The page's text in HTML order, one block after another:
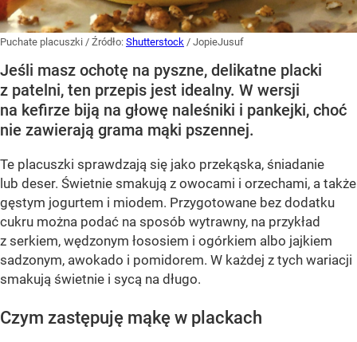
Puchate placuszki / Źródło: Shutterstock / JopieJusuf
Jeśli masz ochotę na pyszne, delikatne placki
z patelni, ten przepis jest idealny. W wersji
na kefirze biją na głowę naleśniki i pankejki, choć
nie zawierają grama mąki pszennej.
Te placuszki sprawdzają się jako przekąska, śniadanie
lub deser. Świetnie smakują z owocami i orzechami, a także
gęstym jogurtem i miodem. Przygotowane bez dodatku
cukru można podać na sposób wytrawny, na przykład
z serkiem, wędzonym łososiem i ogórkiem albo jajkiem
sadzonym, awokado i pomidorem. W każdej z tych wariacji
smakują świetnie i sycą na długo.
Czym zastępuję mąkę w plackach